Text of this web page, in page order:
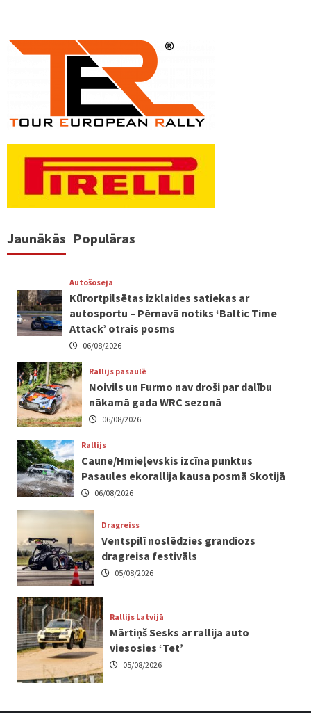
Jaunākās Populāras
Autošoseja
Kūrortpilsētas izklaides satiekas ar
autosportu – Pērnavā notiks ‘Baltic Time
Attack’ otrais posms
06/08/2026
Rallijs pasaulē
Noivils un Furmo nav droši par dalību
nākamā gada WRC sezonā
06/08/2026
Rallijs
Caune/Hmieļevskis izcīna punktus
Pasaules ekorallija kausa posmā Skotijā
06/08/2026
Dragreiss
Ventspilī noslēdzies grandiozs
dragreisa festivāls
05/08/2026
Rallijs Latvijā
Mārtiņš Sesks ar rallija auto
viesosies ‘Tet’
05/08/2026